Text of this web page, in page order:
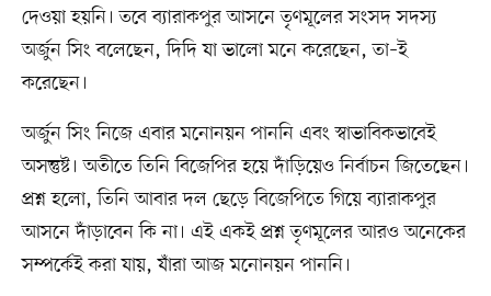
দেওয়া হয়নি। তবে ব্যারাকপুর আসনে তৃণমূলের সংসদ সদস্য
অর্জুন সিং বলেছেন, দিদি যা ভালো মনে করেছেন, তা–ই
করেছেন।
অর্জুন সিং নিজে এবার মনোনয়ন পাননি এবং স্বাভাবিকভাবেই
অসন্তুষ্ট। অতীতে তিনি বিজেপির হয়ে দাঁড়িয়েও নির্বাচন জিতেছেন।
প্রশ্ন হলো, তিনি আবার দল ছেড়ে বিজেপিতে গিয়ে ব্যারাকপুর
আসনে দাঁড়াবেন কি না। এই একই প্রশ্ন তৃণমূলের আরও অনেকের
সম্পর্কেই করা যায়, যাঁরা আজ মনোনয়ন পাননি।